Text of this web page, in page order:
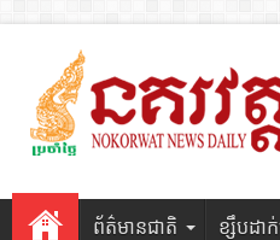
ព័ត៌មានជាតិ ខ្សឹបដា